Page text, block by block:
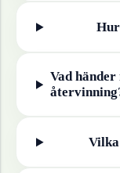
Vad